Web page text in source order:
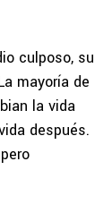
culposo, su
mayoría de
la vida
después.